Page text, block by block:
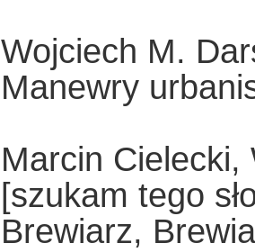
Wojciech M.
Manewry
Marcin Cielecki,
[szukam tego
Brewiarz,